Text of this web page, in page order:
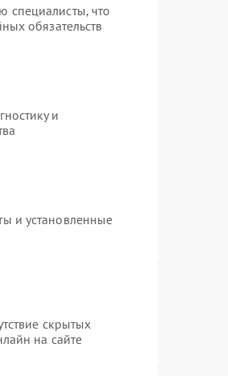
специалисты, что
обязательств
и
и установленные
скрытых
на сайте